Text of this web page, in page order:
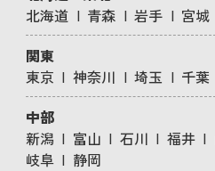
北海道
青森 岩手 宮城
関東
東京
神奈川 埼玉 千葉
中部
新潟
富山 石川 福井
岐阜
静岡